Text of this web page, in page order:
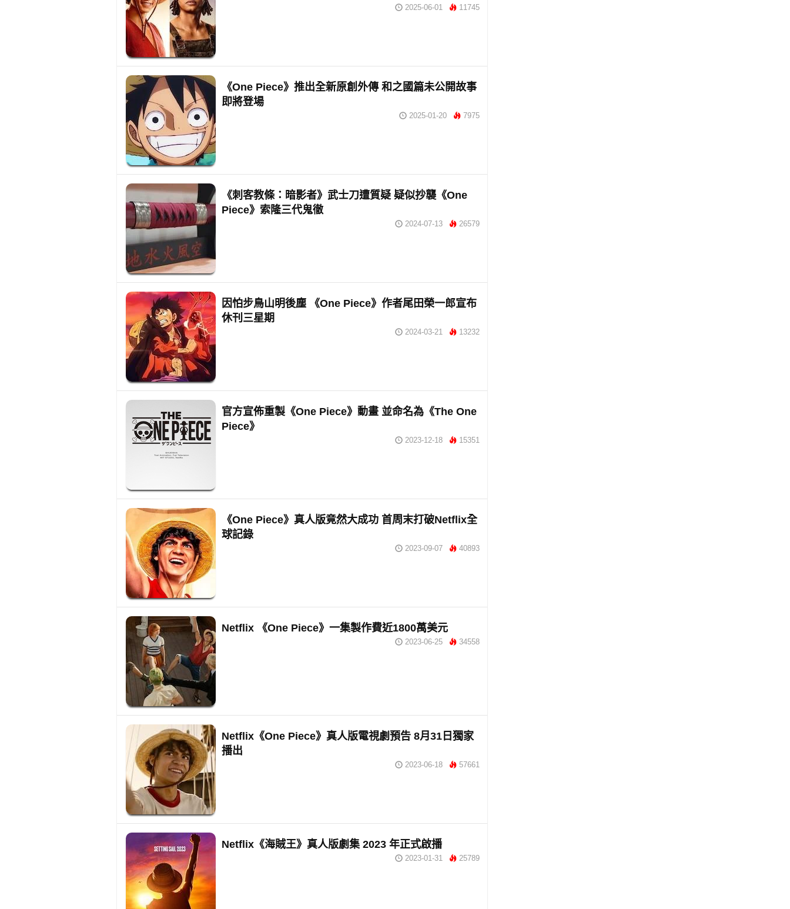
2025-06-01 11745
《One Piece》推出全新原創外傳 和之國篇未公開故事
即將登場
2025-01-20 7975
《刺客教條：暗影者》武士刀遭質疑 疑似抄襲《One
Piece》索隆三代鬼徹
2024-07-13 26579
因怕步鳥山明後塵 《One Piece》作者尾田榮一郎宣布
休刊三星期
2024-03-21 13232
官方宣佈重製《One Piece》動畫 並命名為《The One
Piece》
2023-12-18 15351
《One Piece》真人版竟然大成功 首周末打破Netflix全
球記錄
2023-09-07 40893
Netflix 《One Piece》一集製作費近1800萬美元
2023-06-25 34558
Netflix《One Piece》真人版電視劇預告 8月31日獨家
播出
2023-06-18 57661
Netflix《海賊王》真人版劇集 2023 年正式啟播
2023-01-31 25789